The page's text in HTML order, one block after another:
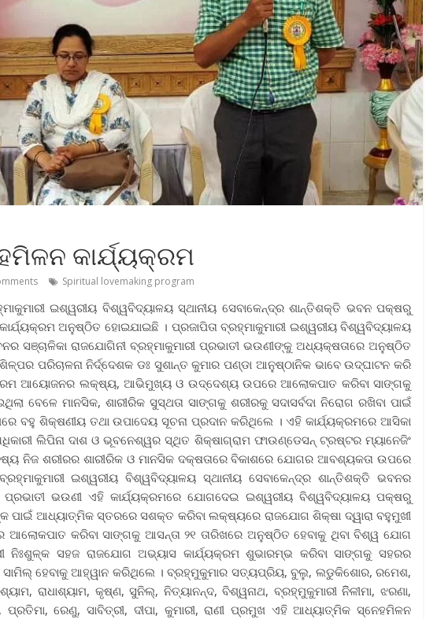
କାର୍ଯ୍ୟକ୍ରମ
Spiritual lovemaking program
ଇଶ୍ୱରୀୟ ବିଶ୍ୱବିଦ୍ୟାଳୟ ସ୍ଥାନୀୟ ସେବାକେନ୍ଦ୍ର ଶାନ୍ତିଶକ୍ତି ଭବନ ପକ୍ଷରୁ
ଅନୁଷ୍ଠିତ ହୋଇଯାଇଛି । ପ୍ରଜାପିତା ବ୍ରହ୍ମାକୁମାରୀ ଇଶ୍ୱରୀୟ ବିଶ୍ୱବିଦ୍ୟାଳୟ
ସଞ୍ଚାଳିକା ରାଜଯୋଗିନୀ ବ୍ରହ୍ମାକୁମାରୀ ପ୍ରଭାତୀ ଭଉଣୀଙ୍କୁ ଅଧ୍ୟକ୍ଷତାରେ ଅନୁଷ୍ଠିତ
ପରିଚାଳନା ନିର୍ଦ୍ଦେଶକ ଡଃ ସୁଶାନ୍ତ କୁମାର ପଣ୍ଡା ଆନୁଷ୍ଠାନିକ ଭାବେ ଉଦ୍‍ଘାଟନ କରି
ଆୟୋଜନର ଲକ୍ଷ୍ୟ, ଆଭିମୁଖ୍ୟ ଓ ଉଦ୍ଦେଶ୍ୟ ଉପରେ ଆଲୋକପାତ କରିବା ସାଙ୍ଗକୁ
ବେଳେ ମାନସିକ, ଶାରୀରିକ ସୁସ୍ଥତା ସାଙ୍ଗକୁ ଶରୀରକୁ ସଦାସର୍ବଦା ନିରୋଗ ରଖିବା ପାଇଁ
ବହୁ ଶିକ୍ଷଣୀୟ ତଥା ଉପାଦେୟ ସୂଚନା ପ୍ରଦାନ କରିଥିଲେ । ଏହି କାର୍ଯ୍ୟକ୍ରମରେ ଆସିକା
ଲିପିନା ଦାଶ ଓ ଭୂବନେଶ୍ୱର ସ୍ଥିତ ଶିକ୍ଷାଗ୍ରାମ ଫାଉଣ୍ଡେସନ୍‍ ଟ୍ରଷ୍ଟର ମ୍ୟାନେଜିଂ
ନିଜ ଶରୀରର ଶାରୀରିକ ଓ ମାନସିକ ଦକ୍ଷତାରେ ବିକାଶରେ ଯୋଗର ଆବଶ୍ୟକତା ଉପରେ
ଇଶ୍ୱରୀୟ ବିଶ୍ୱବିଦ୍ୟାଳୟ ସ୍ଥାନୀୟ ସେବାକେନ୍ଦ୍ର ଶାନ୍ତିଶକ୍ତି ଭବନର
ପ୍ରଭାତୀ ଭଉଣୀ ଏହି କାର୍ଯ୍ୟକ୍ରମରେ ଯୋଗଦେଇ ଇଶ୍ୱରୀୟ ବିଶ୍ୱବିଦ୍ୟାଳୟ ପକ୍ଷରୁ
ପାଇଁ ଆଧ୍ୟାତ୍ମିକ ସ୍ତରରେ ସଶକ୍ତ କରିବା ଲକ୍ଷ୍ୟରେ ରାଜଯୋଗ ଶିକ୍ଷା ଦ୍ୱାରା ବହୁମୁଖୀ
କରିବା ସାଙ୍ଗକୁ ଆସନ୍ତା ୨୧ ତାରିଖରେ ଅନୁଷ୍ଠିତ ହେବାକୁ ଥିବା ବିଶ୍ୱ ଯୋଗ
ନିଃଶୁଳ୍କ ସହଜ ରାଜଯୋଗ ଅଭ୍ୟାସ କାର୍ଯ୍ୟକ୍ରମ ଶୁଭାରମ୍ଭ କରିବା ସାଙ୍ଗକୁ ସହରର
ସାମିଲ୍‍ ହେବାକୁ ଆହ୍ୱାନ କରିଥିଲେ । ବ୍ରହ୍ମୁକୁମାର ସତ୍ୟପ୍ରିୟ, ବୁଲୁ, ଲଡୁକିଶୋର, ରମେଶ,
ରାଧାଶ୍ୟାମ, କୃଷ୍ଣ, ସୁନିଲ୍‍, ନିତ୍ୟାନନ୍ଦ, ବିଶ୍ୱନାଥ, ବ୍ରହ୍ମୁକୁମାରୀ ନିିଳୀମା, ଝରଣା,
ପ୍ରତିମା, ରେଣୁ, ସାବିତ୍ରୀ, ଦୀପା, କୁମାରୀ, ରାଣୀ ପ୍ରମୁଖ ଏହି ଆଧ୍ୟାତ୍ମିକ ସ୍ନେହମିଳନ